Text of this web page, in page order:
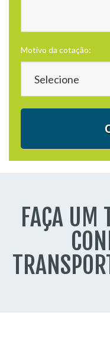
Motivo da cotação:
FAÇA UM